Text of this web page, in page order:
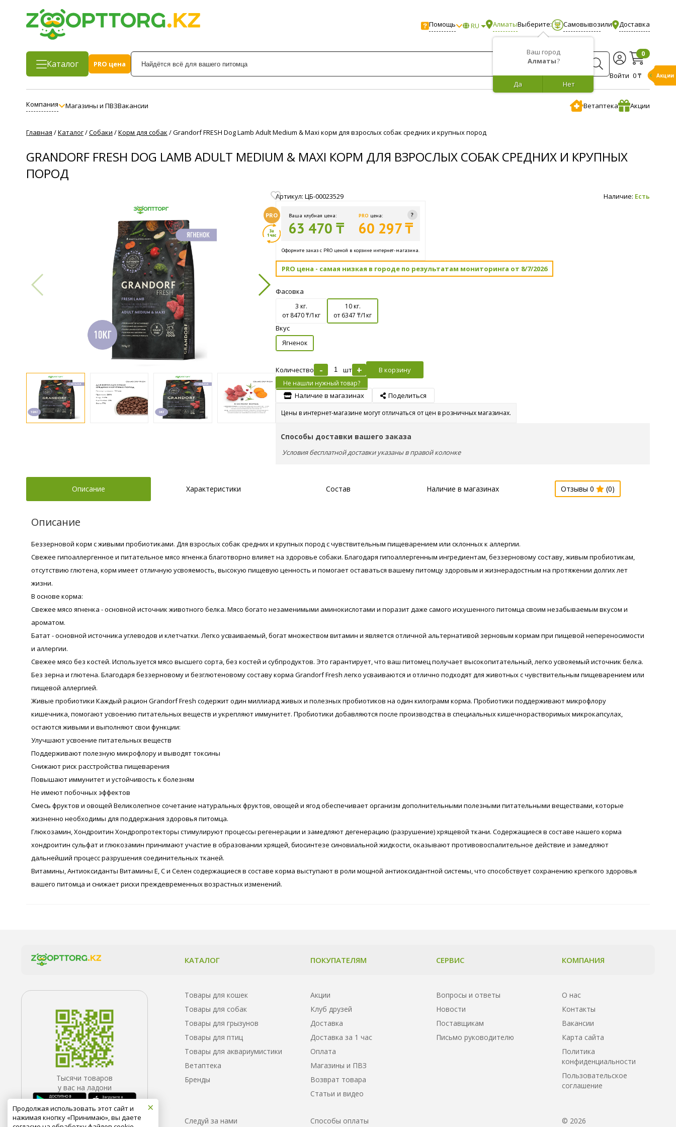
Помощь RU Алматы
Ваш город
Алматы?
Нет
Да
Выберите: Самовывозили Доставка
Каталог
PRO цена
Войти
0
0 ₸
Компания Магазины и ПВЗВакансии Ветаптека Акции
Главная /Каталог/Собаки /Корм для собак /Grandorf FRESH Dog Lamb Adult Medium & Maxi корм для взрослых собак средних и крупных пород
GRANDORF FRESH DOG LAMB ADULT MEDIUM & MAXI КОРМ ДЛЯ ВЗРОСЛЫХ СОБАК СРЕДНИХ И КРУПНЫХ
ПОРОД
PRO
Артикул: ЦБ-00023529 Наличие: Есть
Ваша клубная цена:
63 470 ₸
PRO цена:
60 297 ₸
Оформите заказ с PRO ценой в корзине интернет-магазина.
PRO цена - самая низкая в городе по результатам мониторинга от 8/7/2026
Фасовка
3 кг.
от 8470₸/1кг
10 кг.
от 6347 ₸/1кг
Вкус
Ягненок
Количество - шт + В корзину
Не нашли нужный товар?
Наличие в магазинах Поделиться
Цены в интернет-магазине могут отличаться от цен в розничных магазинах.
Способы доставки вашего заказа
Условия бесплатной доставки указаны в правой колонке
Описание Характеристики Состав Наличие в магазинах Отзывы 0 (0)
Описание
Беззерновой корм с живыми пробиотиками. Для взрослых собак средних и крупных пород с чувствительным пищеварением или склонных к аллергии.
Свежее гипоаллергенное и питательное мясо ягненка благотворно влияет на здоровье собаки. Благодаря гипоаллергенным ингредиентам, беззерновому составу, живым пробиотикам,
отсутствию глютена, корм имеет отличную усвояемость, высокую пищевую ценность и помогает оставаться вашему питомцу здоровым и жизнерадостным на протяжении долгих лет
жизни.
В основе корма:
Свежее мясо ягненка - основной источник животного белка. Мясо богато незаменимыми аминокислотами и поразит даже самого искушенного питомца своим незабываемым вкусом и
ароматом.
Батат - основной источника углеводов и клетчатки. Легко усваиваемый, богат множеством витамин и является отличной альтернативой зерновым кормам при пищевой непереносимости
и аллергии.
Свежее мясо без костей. Используется мясо высшего сорта, без костей и субпродуктов. Это гарантирует, что ваш питомец получает высокопитательный, легко усвояемый источник белка.
Без зерна и глютена. Благодаря беззерновому и безглютеновому составу корма Grandorf Fresh легко усваиваются и отлично подходят для животных с чувствительным пищеварением или
пищевой аллергией.
Живые пробиотики Каждый рацион Grandorf Fresh содержит один миллиард живых и полезных пробиотиков на один килограмм корма. Пробиотики поддерживают микрофлору
кишечника, помогают усвоению питательных веществ и укрепляют иммунитет. Пробиотики добавляются после производства в специальных кишечнорастворимых микрокапсулах,
остаются живыми и выполняют свои функции:
Улучшают усвоение питательных веществ
Поддерживают полезную микрофлору и выводят токсины
Снижают риск расстройства пищеварения
Повышают иммунитет и устойчивость к болезням
Не имеют побочных эффектов
Смесь фруктов и овощей Великолепное сочетание натуральных фруктов, овощей и ягод обеспечивает организм дополнительными полезными питательными веществами, которые
жизненно необходимы для поддержания здоровья питомца.
Глюкозамин, Хондроитин Хондропротекторы стимулируют процессы регенерации и замедляют дегенерацию (разрушение) хрящевой ткани. Содержащиеся в составе нашего корма
хондроитин сульфат и глюкозамин принимают участие в образовании хрящей, биосинтезе синовиальной жидкости, оказывают противовоспалительное действие и замедляют
дальнейший процесс разрушения соединительных тканей.
Витамины, Антиоксиданты Витамины Е, С и Селен содержащиеся в составе корма выступают в роли мощной антиоксидантной системы, что способствует сохранению крепкого здоровья
вашего питомца и снижает риски преждевременных возрастных изменений.
Тысячи товаров
у вас на ладони
КАТАЛОГ
Товары для кошек
Товары для собак
Товары для грызунов
Товары для птиц
Товары для аквариумистики
Ветаптека
Бренды
ПОКУПАТЕЛЯМ
Акции
Клуб друзей
Доставка
Доставка за 1 час
Оплата
Магазины и ПВЗ
Возврат товара
Статьи и видео
СЕРВИС
Вопросы и ответы
Новости
Поставщикам
Письмо руководителю
КОМПАНИЯ
О нас
Контакты
Вакансии
Карта сайта
Политика
конфиденциальности
Пользовательское
соглашение
Следуй за нами Способы оплаты © 2026
Акции
×
Продолжая использовать этот сайт и
нажимая кнопку «Принимаю», вы даете